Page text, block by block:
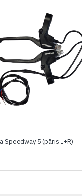
Speedway 5 (pāris L+R)